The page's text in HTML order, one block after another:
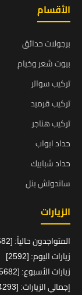
الأقسام
برجولات حدائق
بيوت شعر وخيام
تركيب سواتر
تركيب قرميد
تركيب هناجر
حداد ابواب
حداد شبابيك
ساندوتش بنل
الزيارات
المتواجدون حالياً: [582]
زيارات اليوم: [2592]
زيارات الأسبوع: [5682]
إجمالي الزيارات: [404293]